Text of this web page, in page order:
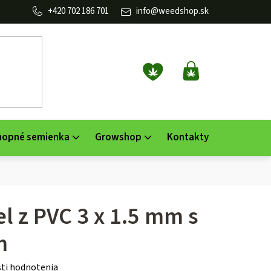
info@weedshop.sk
702 186 701
NÁKUPNÝ
KOŠÍK
semienka Growshop Kontakty
z PVC 3 x 1.5 mm s
hodnotenia